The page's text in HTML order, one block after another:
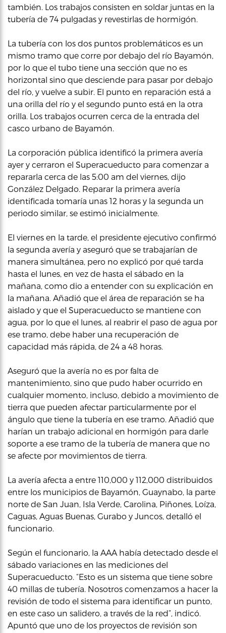
también. Los trabajos consisten en soldar juntas en la
tubería de 74 pulgadas y revestirlas de hormigón.
La tubería con los dos puntos problemáticos es un
mismo tramo que corre por debajo del río Bayamón,
por lo que el tubo tiene una sección que no es
horizontal sino que desciende para pasar por debajo
del río, y vuelve a subir. El punto en reparación está a
una orilla del río y el segundo punto está en la otra
orilla. Los trabajos ocurren cerca de la entrada del
casco urbano de Bayamón.
La corporación pública identificó la primera avería
ayer y cerraron el Superacueducto para comenzar a
repararla cerca de las 5:00 am del viernes, dijo
González Delgado. Reparar la primera avería
identificada tomaría unas 12 horas y la segunda un
periodo similar, se estimó inicialmente.
El viernes en la tarde, el presidente ejecutivo confirmó
la segunda avería y aseguró que se trabajarían de
manera simultánea, pero no explicó por qué tarda
hasta el lunes, en vez de hasta el sábado en la
mañana, como dio a entender con su explicación en
la mañana. Añadió que el área de reparación se ha
aislado y que el Superacueducto se mantiene con
agua, por lo que el lunes, al reabrir el paso de agua por
ese tramo, debe haber una recuperación de
capacidad más rápida, de 24 a 48 horas.
Aseguró que la avería no es por falta de
mantenimiento, sino que pudo haber ocurrido en
cualquier momento, incluso, debido a movimiento de
tierra que pueden afectar particularmente por el
ángulo que tiene la tubería en ese tramo. Añadió que
harían un trabajo adicional en hormigón para darle
soporte a ese tramo de la tubería de manera que no
se afecte por movimientos de tierra.
La avería afecta a entre 110,000 y 112,000 distribuidos
entre los municipios de Bayamón, Guaynabo, la parte
norte de San Juan, Isla Verde, Carolina, Piñones, Loíza,
Caguas, Aguas Buenas, Gurabo y Juncos, detalló el
funcionario.
Según el funcionario, la AAA había detectado desde el
sábado variaciones en las mediciones del
Superacueducto. “Esto es un sistema que tiene sobre
40 millas de tubería. Nosotros comenzamos a hacer la
revisión de todo el sistema para identificar un punto,
en este caso un salidero, a través de la red”, indicó.
Apuntó que uno de los proyectos de revisión son